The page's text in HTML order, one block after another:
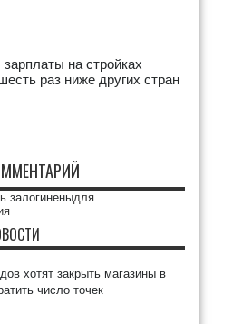
на стройках
раз ниже других стран
залогиненыдля
хотят закрыть магазины в
число точек